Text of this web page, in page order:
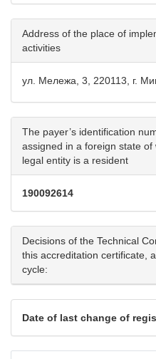
Address of the place of
activities
ул. Мележа, 3, 220113, г.
The payer’s identification
assigned in a foreign state
legal entity is a resident
190092614
Decisions of the Technical
this accreditation certificate,
cycle:
Date of last change of